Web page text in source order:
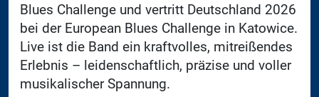
Blues Challenge und vertritt Deutschland 2026
bei der European Blues Challenge in Katowice.
Live ist die Band ein kraftvolles, mitreißendes
Erlebnis – leidenschaftlich, präzise und voller
musikalischer Spannung.